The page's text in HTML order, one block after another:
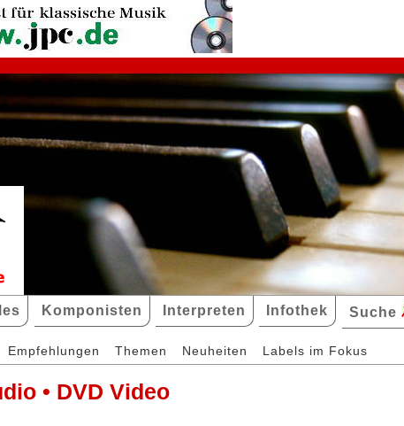
Komponisten Interpreten Infothek Suche
Empfehlungen Themen Neuheiten Labels im Fokus
• DVD Video